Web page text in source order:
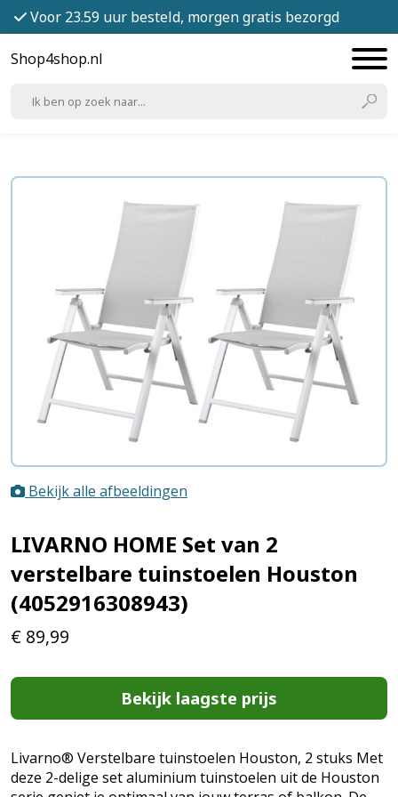
Voor 23.59 uur besteld, morgen gratis bezorgd
Shop4shop.nl
Bekijk alle afbeeldingen
LIVARNO HOME Set van 2
verstelbare tuinstoelen Houston
(4052916308943)
€ 89,99
Bekijk laagste prijs
Livarno® Verstelbare tuinstoelen Houston, 2 stuks Met
deze 2-delige set aluminium tuinstoelen uit de Houston